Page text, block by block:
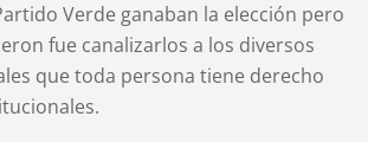
Verde ganaban la elección pero
fue canalizarlos a los diversos
que toda persona tiene derecho